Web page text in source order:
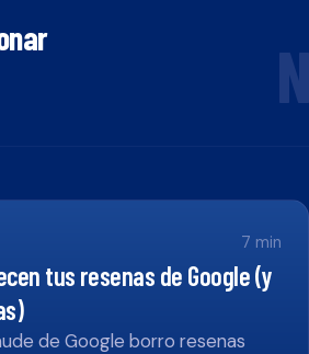
N
7 min
tus resenas de Google (y
de Google borro resenas